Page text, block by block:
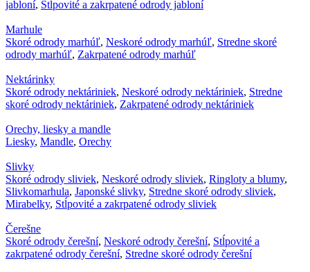
jabloní, Stĺpovité a zakrpatené odrody jabloní
Marhule
Skoré odrody marhúľ, Neskoré odrody marhúľ, Stredne skoré
odrody marhúľ, Zakrpatené odrody marhúľ
Nektárinky
Skoré odrody nektáriniek, Neskoré odrody nektáriniek, Stredne
skoré odrody nektáriniek, Zakrpatené odrody nektáriniek
Orechy, liesky a mandle
Liesky, Mandle, Orechy
Slivky
Skoré odrody sliviek, Neskoré odrody sliviek, Ringloty a blumy,
Slivkomarhula, Japonské slivky, Stredne skoré odrody sliviek,
Mirabelky, Stĺpovité a zakrpatené odrody sliviek
Čerešne
Skoré odrody čerešní, Neskoré odrody čerešní, Stĺpovité a
zakrpatené odrody čerešní, Stredne skoré odrody čerešní